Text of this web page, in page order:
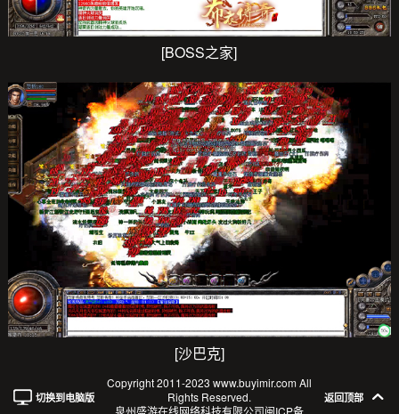
[BOSS之家]
[沙巴克]
切换到电脑版 返回顶部
Copyright 2011-2023 www.buyimir.com All
Rights Reserved.